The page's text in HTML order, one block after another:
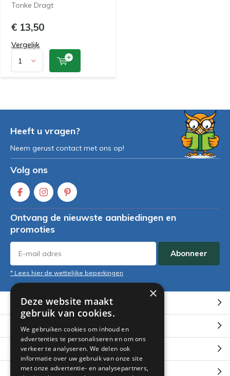
Tonke Dragt
€ 13,50
Vergelijk
Heeft u vragen?
Neem gerust contact met ons op!
Volg ons
Ontvang de nieuwste aanbiedingen en
promoties
Abonneer
* Lees hier de wettelijke beperkingen
Klantenservice
Mijn account
Categorieën
Contact
×
Deze website maakt
gebruik van cookies.
We gebruiken cookies om inhoud en
advertenties te personaliseren en om ons
verkeer te analyseren. We delen ook
informatie over uw gebruik van onze site
met onze advertentie- en analysepartners,